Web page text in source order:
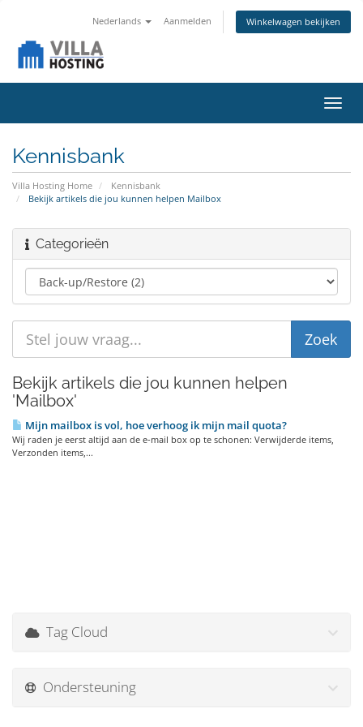
Nederlands Aanmelden Winkelwagen bekijken
in-/
Kennisbank
Villa Hosting Home
Kennisbank
Bekijk artikels die jou kunnen helpen Mailbox
Categorieën
Bekijk artikels die jou kunnen helpen
'Mailbox'
Mijn mailbox is vol, hoe verhoog ik mijn mail quota?
Wij raden je eerst altijd aan de e-mail box op te schonen: Verwijderde items,
Verzonden items,...
Tag Cloud
Ondersteuning